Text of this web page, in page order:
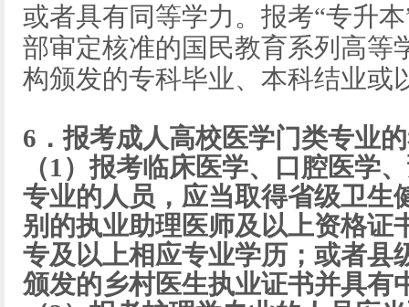
或者具有同等学力。报考“专升
部审定核准的国民教育系列高等
构颁发的专科毕业、本科结业或
6．报考成人高校医学门类专业
（1）报考临床医学、口腔医学
专业的人员，应当取得省级卫生
别的执业助理医师及以上资格证
专及以上相应专业学历；或者县
颁发的乡村医生执业证书并具有